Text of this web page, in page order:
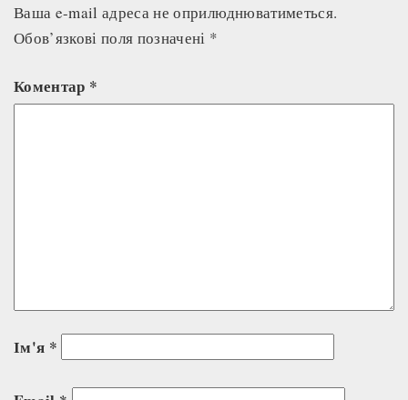
Ваша e-mail адреса не оприлюднюватиметься.
Обов’язкові поля позначені *
Коментар *
Ім'я *